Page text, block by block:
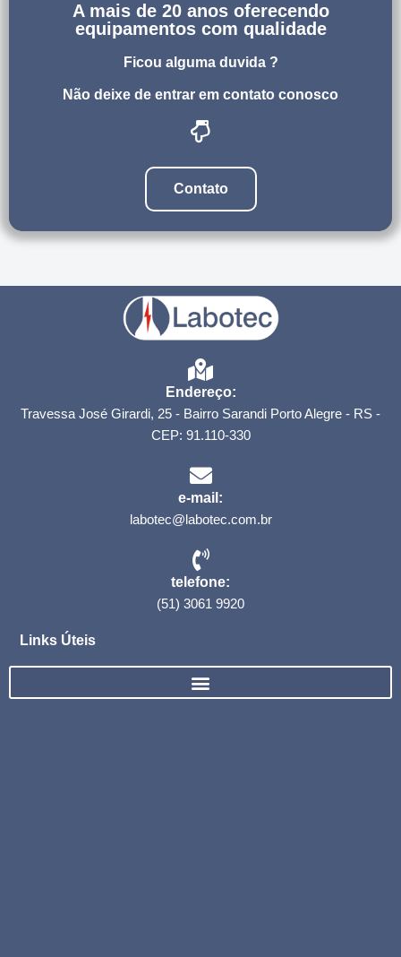
A mais de 20 anos oferecendo
equipamentos com qualidade
Ficou alguma duvida ?
Não deixe de entrar em contato conosco
Contato
Endereço:
Travessa José Girardi, 25 - Bairro Sarandi Porto Alegre - RS -
CEP: 91.110-330
e-mail:
labotec@labotec.com.br
telefone:
(51) 3061 9920
Links Úteis